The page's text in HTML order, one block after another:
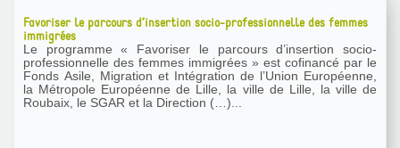
Favoriser le parcours d’insertion socio-professionnelle des femmes
immigrées
Le programme « Favoriser le parcours d’insertion socio-
professionnelle des femmes immigrées » est cofinancé par le
Fonds Asile, Migration et Intégration de l’Union Européenne,
la Métropole Européenne de Lille, la ville de Lille, la ville de
Roubaix, le SGAR et la Direction (…)...